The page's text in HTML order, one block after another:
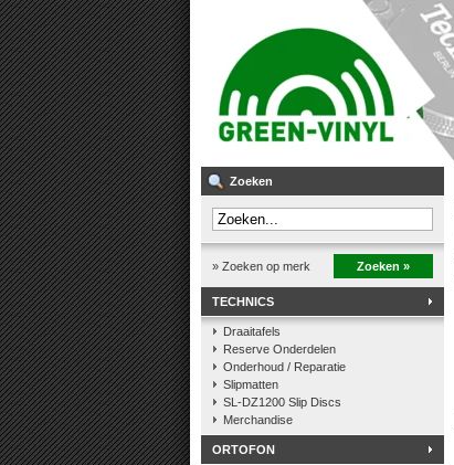
Zoeken
» Zoeken op merk Zoeken »
TECHNICS
Draaitafels
Reserve Onderdelen
Onderhoud / Reparatie
Slipmatten
SL-DZ1200 Slip Discs
Merchandise
ORTOFON